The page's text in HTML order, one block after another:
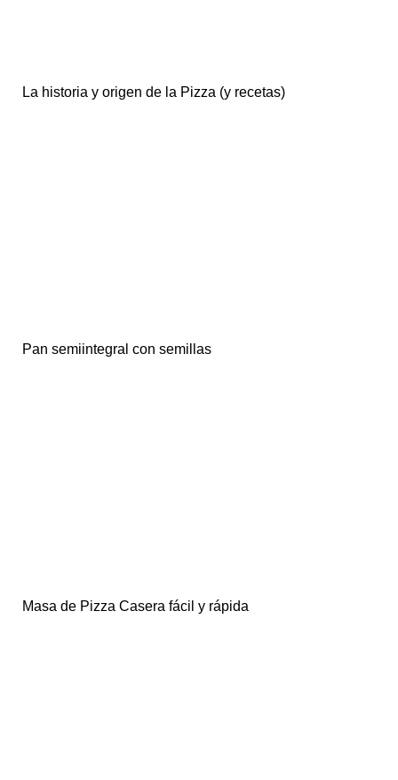
La historia y origen de la Pizza (y recetas)
Pan semiintegral con semillas
Masa de Pizza Casera fácil y rápida